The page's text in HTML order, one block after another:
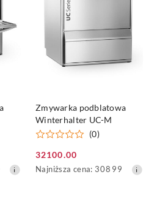
Zmywarka podblatowa
Winterhalter UC-M
(0)
Cena
promocyjna:
32100.00
Najniższa
Najniższa cena: 30899